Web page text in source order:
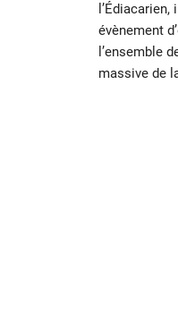
évènement
l’ensemble
massive de